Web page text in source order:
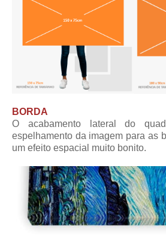
BORDA
O acabamento lateral do
espelhamento da imagem para as
um efeito espacial muito bonito.